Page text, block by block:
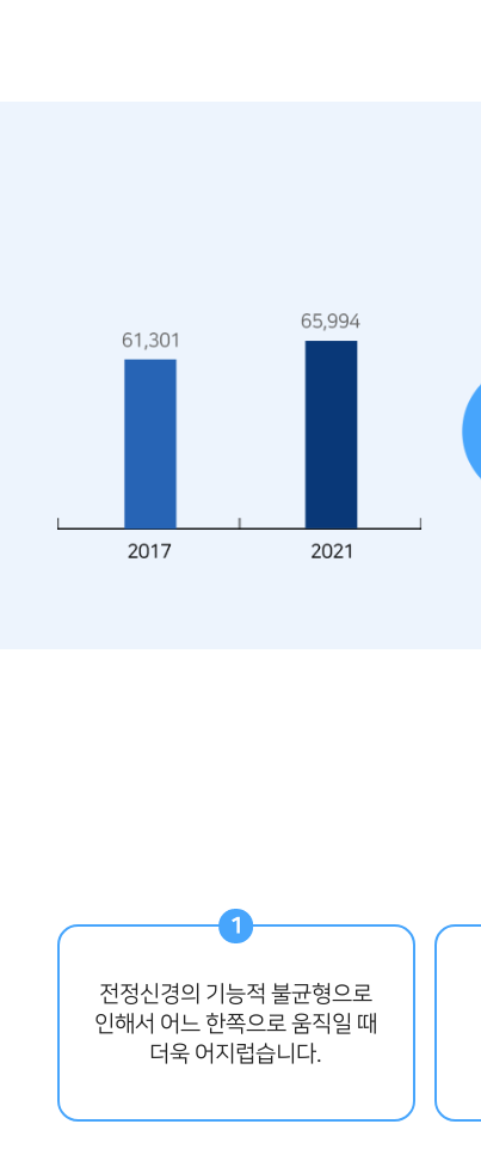
전정신경의 기능적 불균형으로
인해서 어느 한쪽으로 움직일 때
더욱 어지럽습니다.